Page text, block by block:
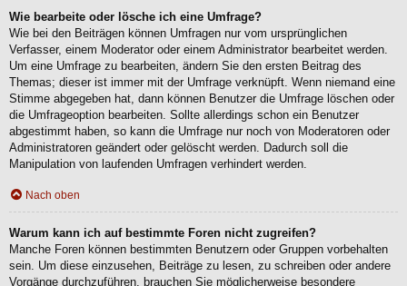
Wie bearbeite oder lösche ich eine Umfrage?
Wie bei den Beiträgen können Umfragen nur vom ursprünglichen
Verfasser, einem Moderator oder einem Administrator bearbeitet werden.
Um eine Umfrage zu bearbeiten, ändern Sie den ersten Beitrag des
Themas; dieser ist immer mit der Umfrage verknüpft. Wenn niemand eine
Stimme abgegeben hat, dann können Benutzer die Umfrage löschen oder
die Umfrageoption bearbeiten. Sollte allerdings schon ein Benutzer
abgestimmt haben, so kann die Umfrage nur noch von Moderatoren oder
Administratoren geändert oder gelöscht werden. Dadurch soll die
Manipulation von laufenden Umfragen verhindert werden.
Nach oben
Warum kann ich auf bestimmte Foren nicht zugreifen?
Manche Foren können bestimmten Benutzern oder Gruppen vorbehalten
sein. Um diese einzusehen, Beiträge zu lesen, zu schreiben oder andere
Vorgänge durchzuführen, brauchen Sie möglicherweise besondere